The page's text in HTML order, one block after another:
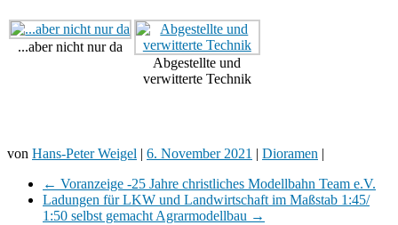
...aber nicht nur da
Abgestellte und
verwitterte Technik
von Hans-Peter Weigel | 6. November 2021 | Dioramen |
← Voranzeige -25 Jahre christliches Modellbahn Team e.V.
Ladungen für LKW und Landwirtschaft im Maßstab 1:45/
1:50 selbst gemacht Agrarmodellbau →